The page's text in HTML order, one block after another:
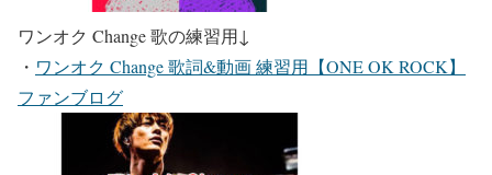
ワンオク Change 歌の練習用 ↓
・ ワンオク Change 歌詞&動画 練習用【ONE OK ROCK】
ファンブログ